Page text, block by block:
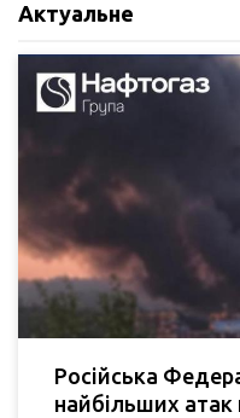
Актуальне
Російська
найбільших